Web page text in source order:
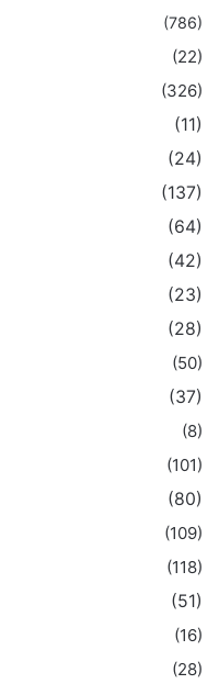
(786)
(22)
(326)
(11)
(24)
(137)
(64)
(42)
(23)
(28)
(50)
(37)
(8)
(101)
(80)
(109)
(118)
(51)
(16)
(28)